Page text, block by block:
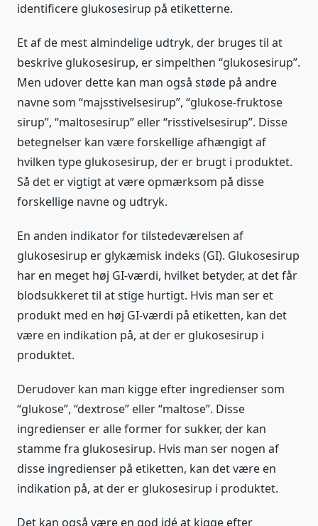
identificere glukosesirup på etiketterne.
Et af de mest almindelige udtryk, der bruges til at
beskrive glukosesirup, er simpelthen “glukosesirup”.
Men udover dette kan man også støde på andre
navne som “majsstivelsesirup”, “glukose-fruktose
sirup”, “maltosesirup” eller “risstivelsesirup”. Disse
betegnelser kan være forskellige afhængigt af
hvilken type glukosesirup, der er brugt i produktet.
Så det er vigtigt at være opmærksom på disse
forskellige navne og udtryk.
En anden indikator for tilstedeværelsen af
glukosesirup er glykæmisk indeks (GI). Glukosesirup
har en meget høj GI-værdi, hvilket betyder, at det får
blodsukkeret til at stige hurtigt. Hvis man ser et
produkt med en høj GI-værdi på etiketten, kan det
være en indikation på, at der er glukosesirup i
produktet.
Derudover kan man kigge efter ingredienser som
“glukose”, “dextrose” eller “maltose”. Disse
ingredienser er alle former for sukker, der kan
stamme fra glukosesirup. Hvis man ser nogen af
disse ingredienser på etiketten, kan det være en
indikation på, at der er glukosesirup i produktet.
Det kan også være en god idé at kigge efter